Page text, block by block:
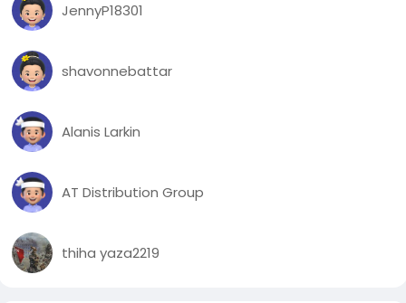
နှံ့အပြား မိုးထစ်ချုန်းရွာပြီး နေရာကွက်၍ မိုးသည်းထန်ခြင်း၊
းသက်လေပြင်း တိုက်ခတ်ခြင်းတို့ ဖြစ်ပေါ်နိုင်ပါသည်။
ဘာဝဘေးအန္တရာယ်တို့မှ ကင်းလွတ်ငြိမ်းအေးကြပါစေ...
JennyP18301
shavonnebattar
Alanis Larkin
AT Distribution Group
thiha yaza2219